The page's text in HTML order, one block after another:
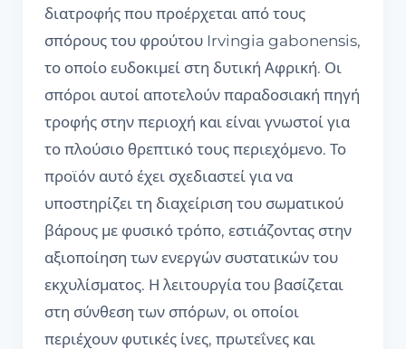
διατροφής που προέρχεται από τους
σπόρους του φρούτου Irvingia gabonensis,
το οποίο ευδοκιμεί στη δυτική Αφρική. Οι
σπόροι αυτοί αποτελούν παραδοσιακή πηγή
τροφής στην περιοχή και είναι γνωστοί για
το πλούσιο θρεπτικό τους περιεχόμενο. Το
προϊόν αυτό έχει σχεδιαστεί για να
υποστηρίζει τη διαχείριση του σωματικού
βάρους με φυσικό τρόπο, εστιάζοντας στην
αξιοποίηση των ενεργών συστατικών του
εκχυλίσματος. Η λειτουργία του βασίζεται
στη σύνθεση των σπόρων, οι οποίοι
περιέχουν φυτικές ίνες, πρωτεΐνες και